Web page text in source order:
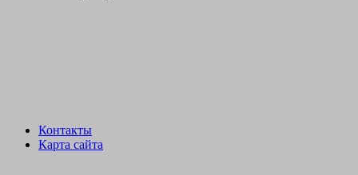
Контакты
Карта сайта